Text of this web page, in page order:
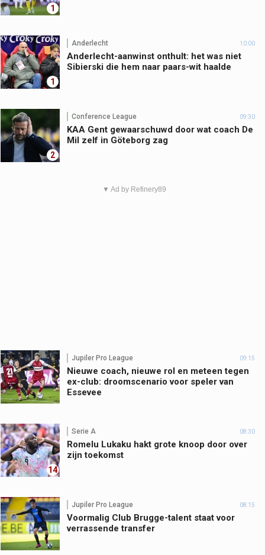
1
1
Anderlecht 10:00
Anderlecht-aanwinst onthult: het was niet
Sibierski die hem naar paars-wit haalde
2
Conference League 09:30
KAA Gent gewaarschuwd door wat coach De
Mil zelf in Göteborg zag
▼ Ad by Refinery89
Jupiler Pro League 09:15
Nieuwe coach, nieuwe rol en meteen tegen
ex-club: droomscenario voor speler van
Essevee
14
Serie A 08:30
Romelu Lukaku hakt grote knoop door over
zijn toekomst
Jupiler Pro League 08:15
Voormalig Club Brugge-talent staat voor
verrassende transfer